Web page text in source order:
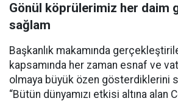
Gönül köprülerimiz her daim
sağlam
Başkanlık makamında
kapsamında her zaman esnaf ve
olmaya büyük özen gösterdiklerini
“Bütün dünyamızı etkisi altına alan